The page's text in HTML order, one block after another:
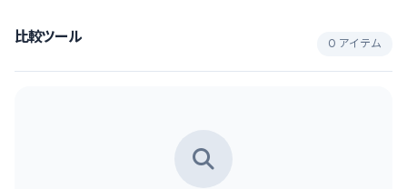
比較ツール 0 アイテム